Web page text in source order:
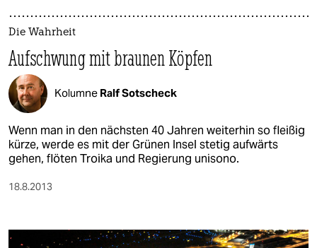
Die Wahrheit
Aufschwung mit braunen Köpfen
Kolumne Ralf Sotscheck
Wenn man in den nächsten 40 Jahren weiterhin so fleißig
kürze, werde es mit der Grünen Insel stetig aufwärts
gehen, flöten Troika und Regierung unisono.
18.8.2013